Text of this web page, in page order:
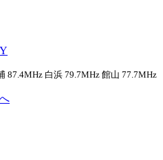
87.4MHz 白浜 79.7MHz 館山 77.7MHz